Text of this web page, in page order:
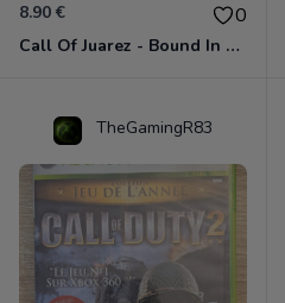
8.90 € 0
Call Of Juarez - Bound In Blood Xbox 360
TheGamingR83